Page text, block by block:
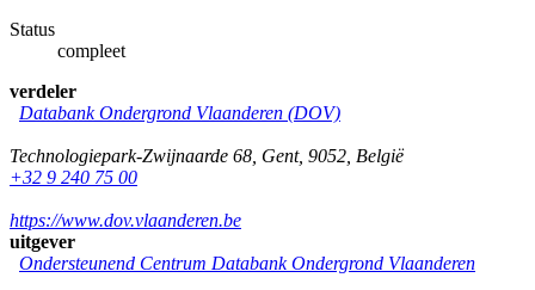
Status
compleet
verdeler
Databank Ondergrond Vlaanderen (DOV)
Technologiepark-Zwijnaarde 68 Gent, 9052 België
+32 9 240 75 00
https://www.dov.vlaanderen.be
uitgever
Ondersteunend Centrum Databank Ondergrond Vlaanderen